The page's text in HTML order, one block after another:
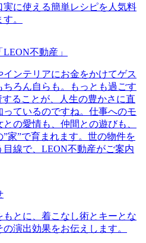
実に使える簡単レシピを人気料
。
不動産」
ンテリアにお金をかけてゲス
ちろん自らも。もっとも過ごす
ることが、人生の豊かさに直
ているのですね。仕事へのモ
の愛情も、仲間との遊びも、
家”で育まれます。世の物件を
線で、LEON不動産がご案内
とに、着こなし術とキーとな
演出効果をお伝えします。